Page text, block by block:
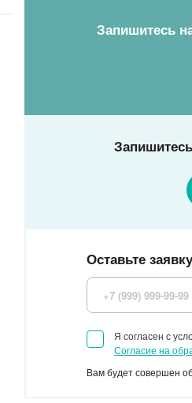
Запишитесь
Оставьте заявку
Я согласен с
Согласие на
Вам будет совершен